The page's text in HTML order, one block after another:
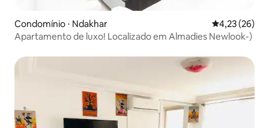
Condomínio ⋅ Ndakhar 4,23 de uma
4,23 (26)
Apartamento de luxo! Localizado em Almadies Newlook-)